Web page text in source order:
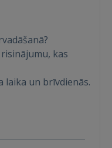
kas
laika un brīvdienās.